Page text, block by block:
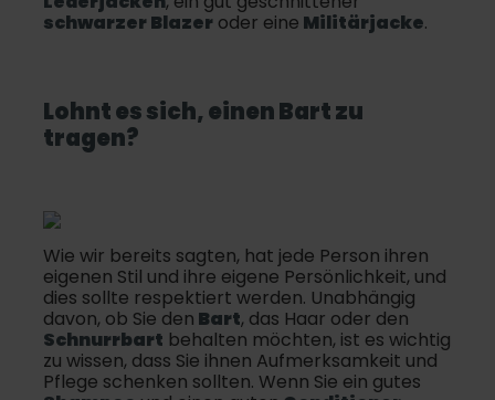
schwarzer Blazer oder eine Militärjacke.
Lohnt es sich, einenBartzu
tragen?
Wie wir bereits sagten, hat jede Person ihren
eigenen Stil und ihre eigene Persönlichkeit, und
dies sollte respektiert werden. Unabhängig
davon, ob Sie den Bart, das Haar oder den
Schnurrbart behalten möchten, ist es wichtig
zu wissen, dass Sie ihnen Aufmerksamkeit und
Pflege schenken sollten. Wenn Sie ein gutes